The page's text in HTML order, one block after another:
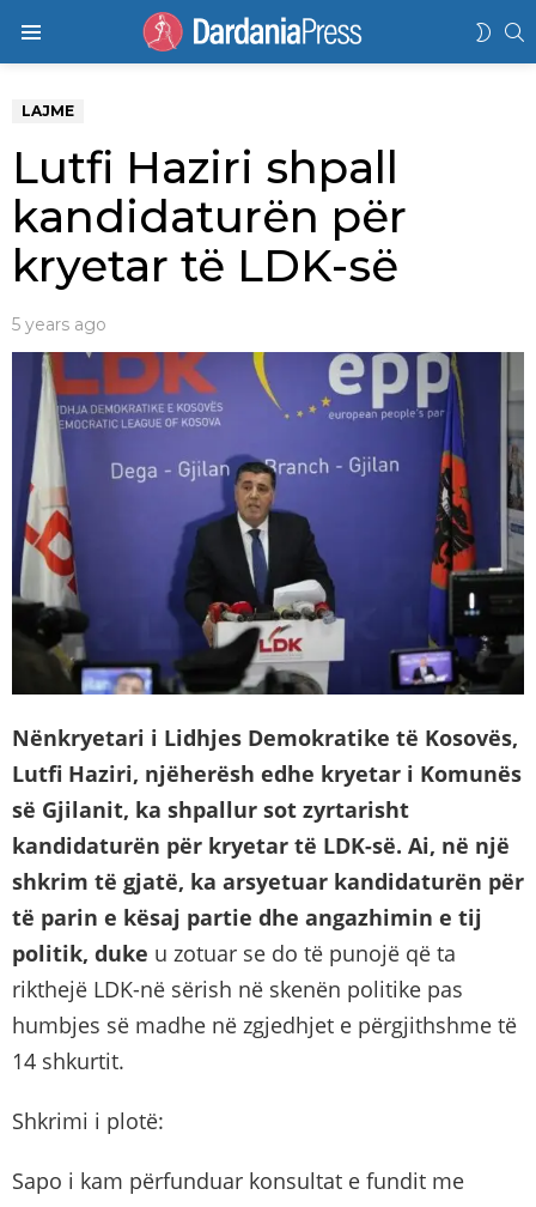
LAJME
Lutfi Haziri shpall
kandidaturën për
kryetar të LDK-së
5 years ago
Nënkryetari i Lidhjes Demokratike të Kosovës,
Lutfi Haziri, njëherësh edhe kryetar i Komunës
së Gjilanit, ka shpallur sot zyrtarisht
kandidaturën për kryetar të LDK-së. Ai, në një
shkrim të gjatë, ka arsyetuar kandidaturën për
të parin e kësaj partie dhe angazhimin e tij
politik, duke u zotuar se do të punojë që ta
rikthejë LDK-në sërish në skenën politike pas
humbjes së madhe në zgjedhjet e përgjithshme të
14 shkurtit.
Shkrimi i plotë:
Sapo i kam përfunduar konsultat e fundit me